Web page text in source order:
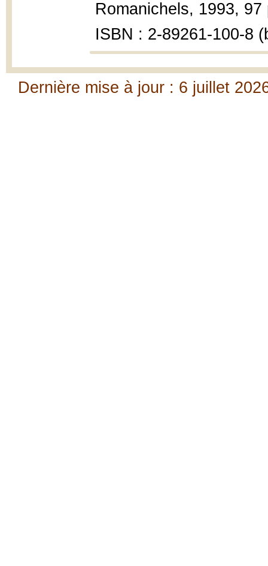
Romanichels, 1993,
ISBN : 2-89261-100-8
Dernière mise à jour : 6 juillet